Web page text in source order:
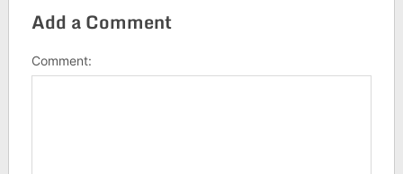
Add a Comment
Comment: